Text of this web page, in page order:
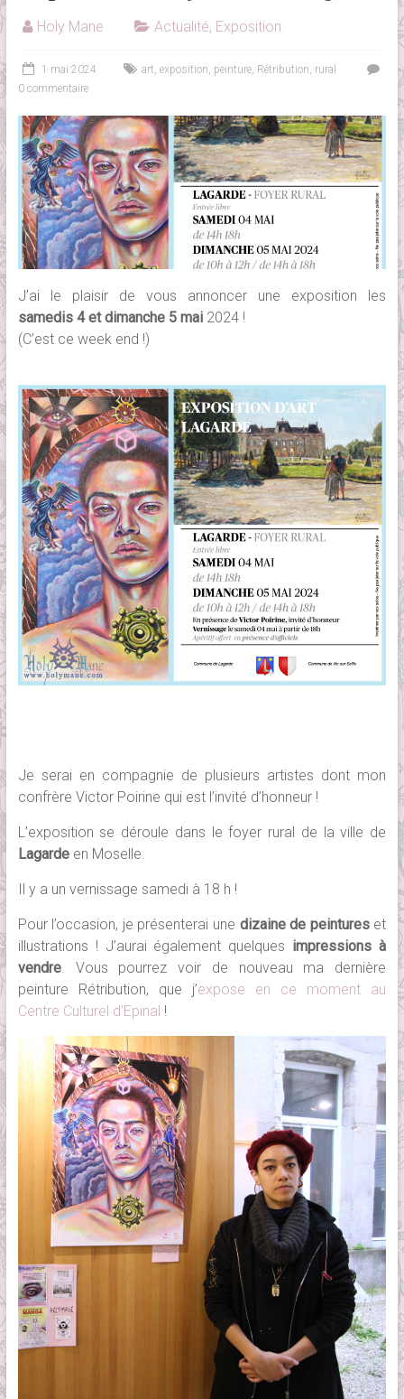
Holy Mane Actualité, Exposition
1 mai 2024 art, exposition, peinture, Rétribution, rural
0 commentaire
J’ai le plaisir de vous annoncer une exposition les
samedis 4 et dimanche 5 mai2024 !
(C’est ce week end !)
Je serai en compagnie de plusieurs artistes dont mon
confrère Victor Poirine qui est l’invité d’honneur !
L’exposition se déroule dans le foyer rural de la ville de
Lagardeen Moselle.
Il y a un vernissage samedi à 18 h !
Pour l’occasion, je présenterai une dizaine de peintureset
illustrations ! J’aurai également quelques impressions à
vendre. Vous pourrez voir de nouveau ma dernière
peinture Rétribution, que j’expose en ce moment au
Centre Culturel d’Epinal !